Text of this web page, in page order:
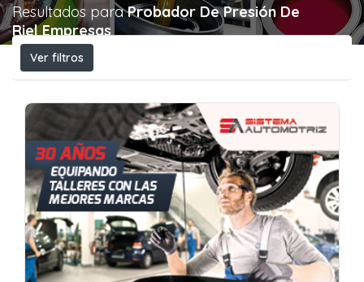
Resultados paraProbador De Presión De
Riel Empresas
Ver filtros